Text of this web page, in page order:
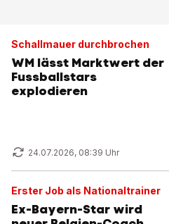
Schallmauer durchbrochen
WM lässt Marktwert der
Fussballstars
explodieren
24.07.2026, 08:39 Uhr
Erster Job als Nationaltrainer
Ex-Bayern-Star wird